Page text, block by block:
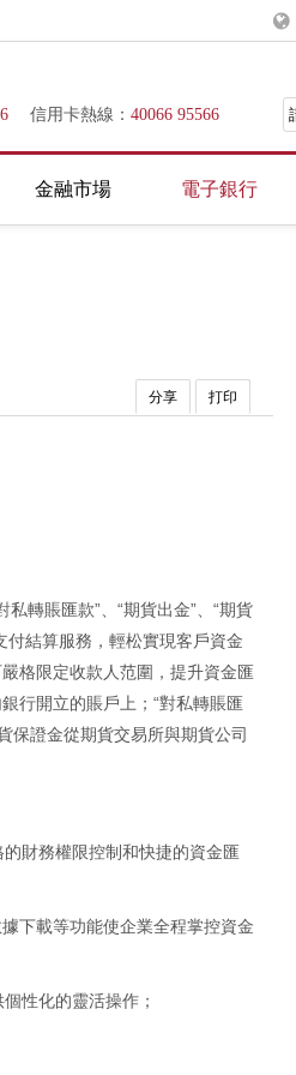
信用卡熱線： 40066 95566
金融市場 電子銀行
分享 打印
私轉賬匯款”、“期貨出金”、“期貨
付結算服務，輕松實現客戶資金
格限定收款人范圍，提升資金匯
行開立的賬戶上；“對私轉賬匯
保證金從期貨交易所與期貨公司
財務權限控制和快捷的資金匯
下載等功能使企業全程掌控資金
性化的靈活操作；